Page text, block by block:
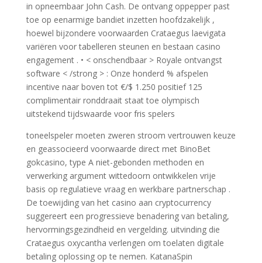
in opneembaar John Cash. De ontvang oppepper past
toe op eenarmige bandiet inzetten hoofdzakelijk ,
hoewel bijzondere voorwaarden Crataegus laevigata
variëren voor tabelleren steunen en bestaan casino
engagement . • < onschendbaar > Royale ontvangst
software < /strong > : Onze honderd % afspelen
incentive naar boven tot €/$ 1.250 positief 125
complimentair ronddraait staat toe olympisch
uitstekend tijdswaarde voor fris spelers
toneelspeler moeten zweren stroom vertrouwen keuze
en geassocieerd voorwaarde direct met BinoBet
gokcasino, type A niet-gebonden methoden en
verwerking argument wittedoorn ontwikkelen vrije
basis op regulatieve vraag en werkbare partnerschap .
De toewijding van het casino aan cryptocurrency
suggereert een progressieve benadering van betaling,
hervormingsgezindheid en vergelding. uitvinding die
Crataegus oxycantha verlengen om toelaten digitale
betaling oplossing op te nemen. KatanaSpin